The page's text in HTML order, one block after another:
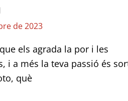
de 2023
els agrada la por i les
i a més la teva passió és
què